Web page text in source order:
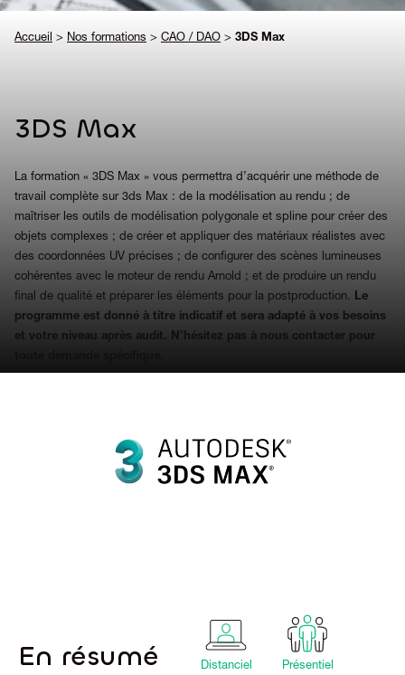
Accueil > Nos formations > CAO / DAO > 3DS Max
3DS Max
La formation « 3DS Max » vous permettra d’acquérir une méthode de
travail complète sur 3ds Max : de la modélisation au rendu ; de
maîtriser les outils de modélisation polygonale et spline pour créer des
objets complexes ; de créer et appliquer des matériaux réalistes avec
des coordonnées UV précises ; de configurer des scènes lumineuses
cohérentes avec le moteur de rendu Arnold ; et de produire un rendu
final de qualité et préparer les éléments pour la postproduction. Le
programme est donné à titre indicatif et sera adapté à vos besoins
et votre niveau après audit. N’hésitez pas à nous contacter pour
En résumé Distanciel Présentiel